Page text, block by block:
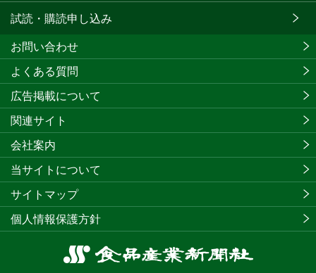
試読・購読申し込み
食
お問い合わせ
よくある質問
広告掲載について
関連サイト
会社案内
当サイトについて
サイトマップ
個人情報保護方針